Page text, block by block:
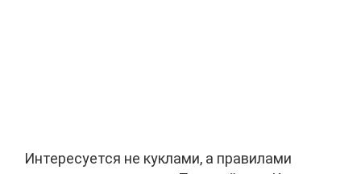
Интересуется не куклами, а правилами